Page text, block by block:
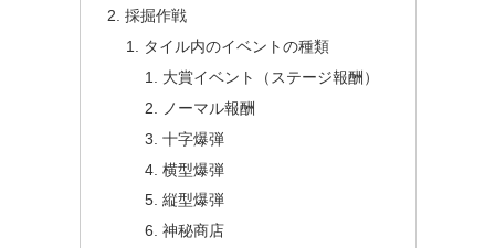
採掘作戦
タイル内のイベントの種類
大賞イベント（ステージ報酬）
ノーマル報酬
十字爆弾
横型爆弾
縦型爆弾
神秘商店